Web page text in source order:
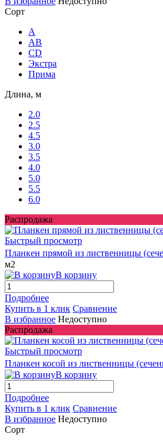
Сорт
A
AB
CD
Экстра
Прима
Длина, м
2.0
2.5
4.5
3.0
3.5
4.0
5.0
5.5
6.0
Распродажа
Быстрый просмотр
Планкен прямой из лиственницы
м2
В корзину
Подробнее
Купить в 1 клик Сравнение
В избранное Недоступно
Распродажа
Быстрый просмотр
Планкен косой из лиственницы
В корзину
Подробнее
Купить в 1 клик Сравнение
В избранное Недоступно
Сорт